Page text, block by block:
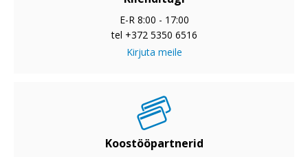
E-R 8:00 - 17:00
tel +372 5350 6516
Kirjuta meile
Koostööpartnerid